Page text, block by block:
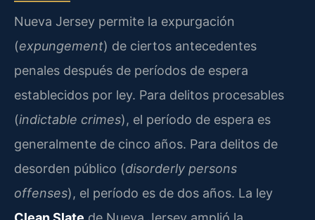
Nueva Jersey permite la expurgación
(expungement) de ciertos antecedentes
penales después de períodos de espera
establecidos por ley. Para delitos procesables
(indictable crimes), el período de espera es
generalmente de cinco años. Para delitos de
desorden público (disorderly persons
offenses), el período es de dos años. La ley